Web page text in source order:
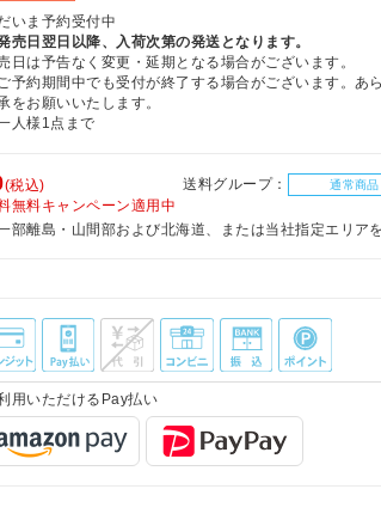
いま予約受付中
売日翌日以降、入荷次第の発送となります。
日は予告なく変更・延期となる場合がございます。
予約期間中でも受付が終了する場合がございます。あ
をお願いいたします。
人様1点まで
(税込) 送料グループ： 通常商品
無料キャンペーン適用中
部離島・山間部および北海道、または当社指定エリア
用いただけるPay払い